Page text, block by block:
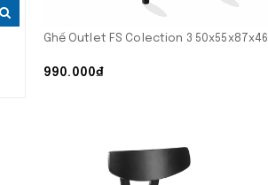
Ghế Outlet FS Colection 3 50x55x87x46
990.000₫